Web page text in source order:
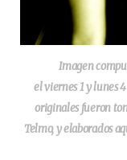
Imagen
el viernes 1 y lunes
originales fueron
Telmo, y elaborados